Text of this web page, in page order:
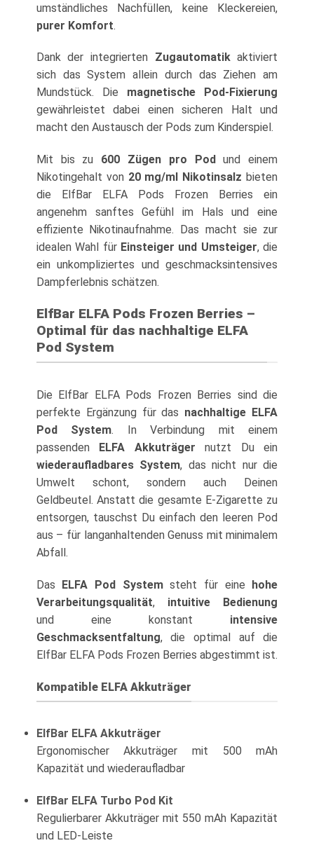
umständliches Nachfüllen, keine Kleckereien,
purer Komfort.
Dank der integrierten Zugautomatikaktiviert
sich das System allein durch das Ziehen am
Mundstück. Die magnetische Pod-Fixierung
gewährleistet dabei einen sicheren Halt und
macht den Austausch der Pods zum Kinderspiel.
Mit bis zu 600 Zügen pro Pod und einem
Nikotingehalt von 20 mg/ml Nikotinsalz bieten
die ElfBar ELFA Pods Frozen Berries ein
angenehm sanftes Gefühl im Hals und eine
effiziente Nikotinaufnahme. Das macht sie zur
idealen Wahl für Einsteiger und Umsteiger, die
ein unkompliziertes und geschmacksintensives
Dampferlebnis schätzen.
ElfBar ELFA Pods Frozen Berries –
Optimal für das nachhaltige ELFA
Pod System
Die ElfBar ELFA Pods Frozen Berries sind die
perfekte Ergänzung für das nachhaltige ELFA
Pod System. In Verbindung mit einem
passenden
ELFA Akkuträger nutzt Du ein
wiederaufladbares System, das nicht nur die
Umwelt schont, sondern auch Deinen
Geldbeutel. Anstatt die gesamte E-Zigarette zu
entsorgen, tauschst Du einfach den leeren Pod
aus – für langanhaltenden Genuss mit minimalem
Abfall.
Das ELFA Pod Systemsteht für eine hohe
Verarbeitungsqualität, intuitive Bedienung
und eine konstant intensive
Geschmacksentfaltung, die optimal auf die
ElfBar ELFA Pods Frozen Berries abgestimmt ist.
Kompatible ELFA Akkuträger
ElfBar ELFA Akkuträger
Ergonomischer Akkuträger mit 500 mAh
Kapazität und wiederaufladbar
ElfBar ELFA Turbo Pod Kit
Regulierbarer Akkuträger mit 550 mAh Kapazität
und LED-Leiste